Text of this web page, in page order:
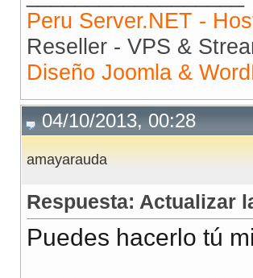
Peru Server.NET -
Reseller - VPS &
Diseño Joomla &
04/10/2013, 00:28
amayarauda
Respuesta: Actualizar
Puedes hacerlo tú